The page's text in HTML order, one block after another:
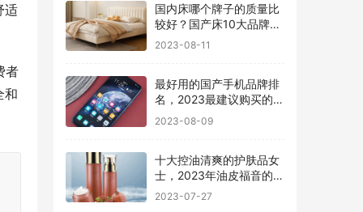
适
者
和
国内床哪个牌子的质量比
较好？国产床10大品牌最
新排名
2023-08-11
最好用的国产手机品牌排
名，2023最建议购买的5
款手机
2023-08-09
十大控油清爽的护肤品女
士，2023年油皮福音的护
肤品有哪些
2023-07-27